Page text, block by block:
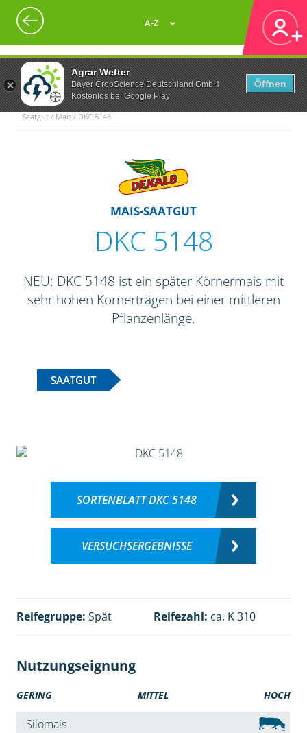
Agrar Wetter
Bayer CropScience Deutschland GmbH
Kostenlos bei Google Play
Öffnen
A-Z
Saatgut / Mais / DKC 5148
MAIS-SAATGUT
DKC 5148
NEU: DKC 5148 ist ein später Körnermais mit
sehr hohen Kornerträgen bei einer mittleren
Pflanzenlänge.
SAATGUT
SORTENBLATT DKC 5148
VERSUCHSERGEBNISSE
Reifegruppe: Spät Reifezahl: ca. K 310
Nutzungseignung
GERING MITTEL HOCH
Silomais